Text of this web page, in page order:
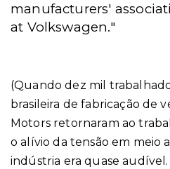
manufacturers'
at Volkswagen."
(Quando dez mil
brasileira de fabricação de
Motors retornaram ao
o alívio da tensão em meio
indústria era quase